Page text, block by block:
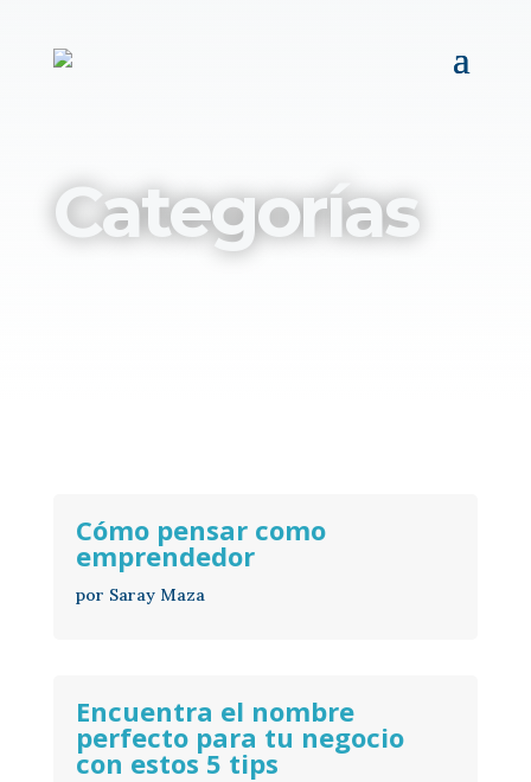
Categorías
Cómo pensar como
emprendedor
por Saray Maza
Encuentra el nombre
perfecto para tu negocio
con estos 5 tips